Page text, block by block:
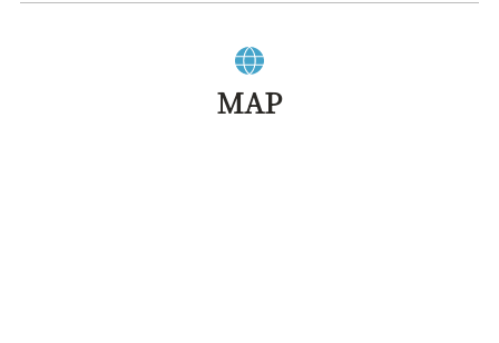
MAP